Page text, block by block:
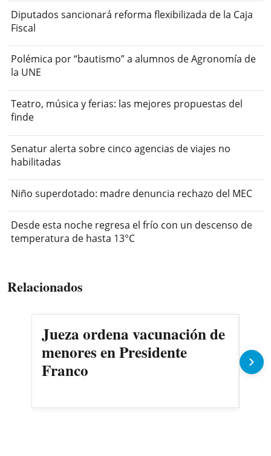
Diputados sancionará reforma flexibilizada de la Caja
Fiscal
Polémica por “bautismo” a alumnos de Agronomía de
la UNE
Teatro, música y ferias: las mejores propuestas del
finde
Senatur alerta sobre cinco agencias de viajes no
habilitadas
Niño superdotado: madre denuncia rechazo del MEC
Desde esta noche regresa el frío con un descenso de
temperatura de hasta 13°C
Relacionados
Jueza ordena vacunación de
menores en Presidente
Franco